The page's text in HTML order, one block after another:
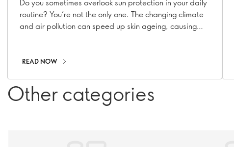
protection
Do you sometimes overlook sun protection in your daily
routine? You’re not the only one. The changing climate
and air pollution can speed up skin ageing, causing
SPF moisturisers, and SPF-infused makeup, you can
READ NOW
Other categories